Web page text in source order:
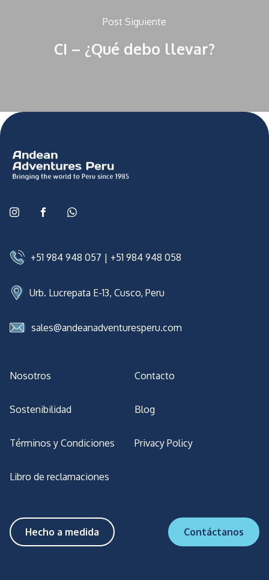
Post Siguiente
CI – ¿Qué debo llevar?
+51 984 948 057 | +51 984 948 058
Urb. Lucrepata E-13, Cusco, Peru
sales@andeanadventuresperu.com
Nosotros Contacto
Sostenibilidad Blog
Términos y Condiciones Privacy Policy
Libro de reclamaciones
Hecho a medida Contáctanos